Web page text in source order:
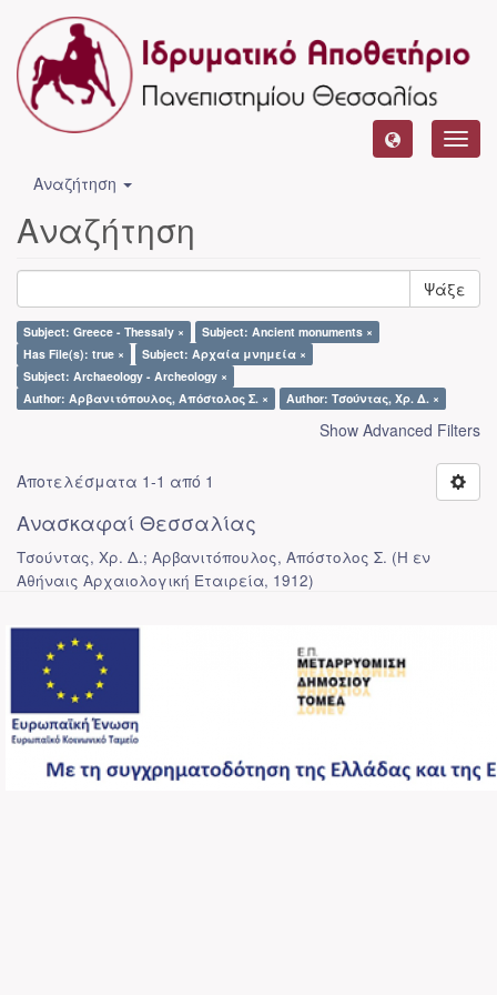
Αναζήτηση
Αναζήτηση
Ψάξε
Subject: Greece - Thessaly ×
Subject: Ancient monuments ×
Has File(s): true ×
Subject: Αρχαία μνημεία ×
Subject: Archaeology - Archeology ×
Author: Αρβανιτόπουλος, Απόστολος Σ. ×
Author: Τσούντας, Χρ. Δ. ×
Show Advanced Filters
Αποτελέσματα 1-1 από 1
Ανασκαφαί Θεσσαλίας
Τσούντας, Χρ. Δ.; Αρβανιτόπουλος, Απόστολος Σ. (Η εν
Αθήναις Αρχαιολογική Εταιρεία, 1912)